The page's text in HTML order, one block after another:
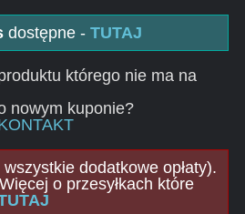
dostępne - TUTAJ
którego nie ma na
nowym kuponie?
dodatkowe opłaty).
o przesyłkach które